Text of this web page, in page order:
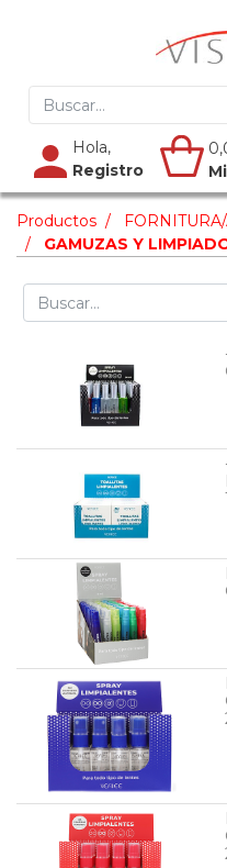
Hola,
Registro
Productos
GAMUZAS Y